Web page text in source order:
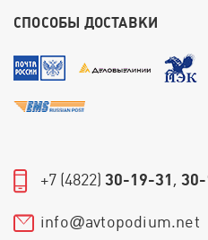
СПОСОБЫ ДОСТАВКИ
+7 (4822) 30-19-31,
info@avtopodium.net